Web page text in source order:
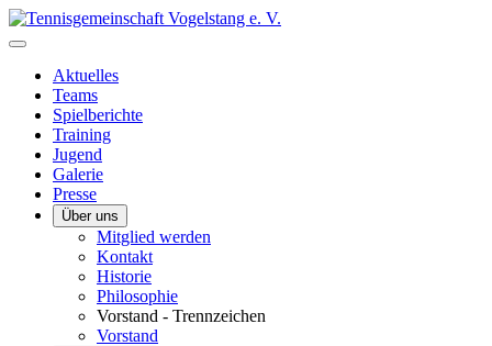
Aktuelles
Teams
Spielberichte
Training
Jugend
Galerie
Presse
Über uns
Mitglied werden
Kontakt
Historie
Philosophie
Vorstand - Trennzeichen
Vorstand